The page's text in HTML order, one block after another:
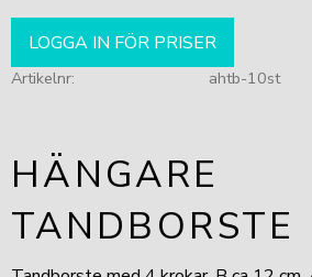
LOGGA IN FÖR PRISER
Artikelnr ahtb-10st
HÄNGARE
TANDBORSTE